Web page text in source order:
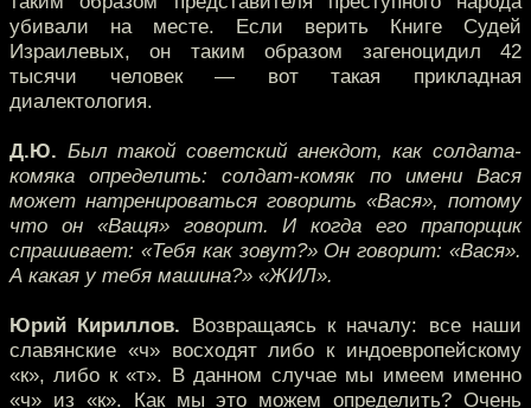
убивали на месте. Если верить Книге Судей
Израилевых, он таким образом загеноцидил 42
тысячи человек — вот такая прикладная
диалектология.
Д.Ю. Был такой советский анекдот, как солдата-
комяка определить: солдат-комяк по имени Вася
может натренироваться говорить «Вася», потому
что он «Ващя» говорит. И когда его прапорщик
спрашивает: «Тебя как зовут?» Он говорит: «Вася».
А какая у тебя машина?» «ЖИЛ».
Юрий Кириллов. Возвращаясь к началу: все наши
славянские «ч» восходят либо к индоевропейскому
«к», либо к «т». В данном случае мы имеем именно
«ч» из «к». Как мы это можем определить? Очень